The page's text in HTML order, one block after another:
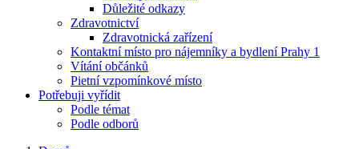
Důležité odkazy
Zdravotnictví
Zdravotnická zařízení
Kontaktní místo pro nájemníky a bydlení Prahy 1
Vítání občánků
Pietní vzpomínkové místo
Potřebuji vyřídit
Podle témat
Podle odborů